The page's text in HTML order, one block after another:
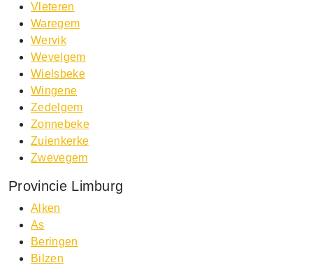
Vleteren
Waregem
Wervik
Wevelgem
Wielsbeke
Wingene
Zedelgem
Zonnebeke
Zuienkerke
Zwevegem
Provincie Limburg
Alken
As
Beringen
Bilzen